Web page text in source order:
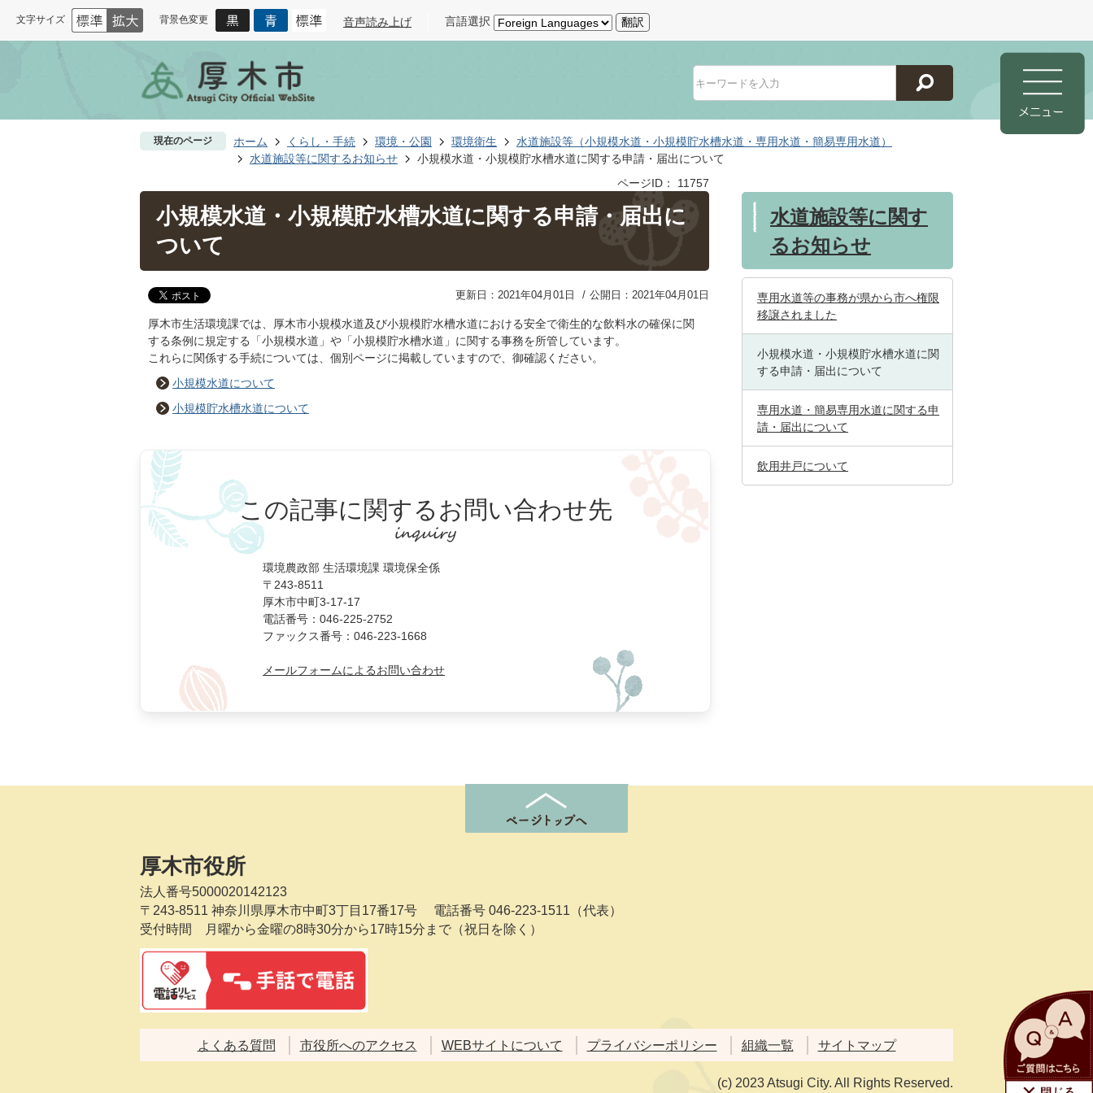
文字サイズ 背景色変更 音声読み上げ 言語選択 翻訳
現在のページ ホーム くらし・手続 環境・公園 環境衛生
水道施設等（小規模水道・小規模貯水槽水道・専用水道・簡易専用水道）
水道施設等に関するお知らせ
小規模水道・小規模貯水槽水道に関する申請・届出について
ページID：
11757
小規模水道・小規模貯水槽水道に関する申請・届出に
ついて
更新日：2021年04月01日 公開日：2021年04月01日
厚木市生活環境課では、厚木市小規模水道及び小規模貯水槽水道における安全で衛生的な飲料水の確保に関
する条例に規定する「小規模水道」や「小規模貯水槽水道」に関する事務を所管しています。
これらに関係する手続については、個別ページに掲載していますので、御確認ください。
小規模水道について
小規模貯水槽水道について
この記事に関するお問い合わせ先
環境農政部 生活環境課 環境保全係
〒243-8511
厚木市中町3-17-17
電話番号：046-225-2752
ファックス番号：046-223-1668
メールフォームによるお問い合わせ
水道施設等に関す
るお知らせ
専用水道等の事務が県から市へ権限
移譲されました
小規模水道・小規模貯水槽水道に関
する申請・届出について
専用水道・簡易専用水道に関する申
請・届出について
飲用井戸について
厚木市役所
法人番号5000020142123
〒243-8511 神奈川県厚木市中町3丁目17番17号
電話番号 046-223-1511（代表）
受付時間 月曜から金曜の8時30分から17時15分まで（祝日を除く）
よくある質問 市役所へのアクセス WEBサイトについて プライバシーポリシー 組織一覧 サイトマップ
(c) 2023 Atsugi City. All Rights Reserved.